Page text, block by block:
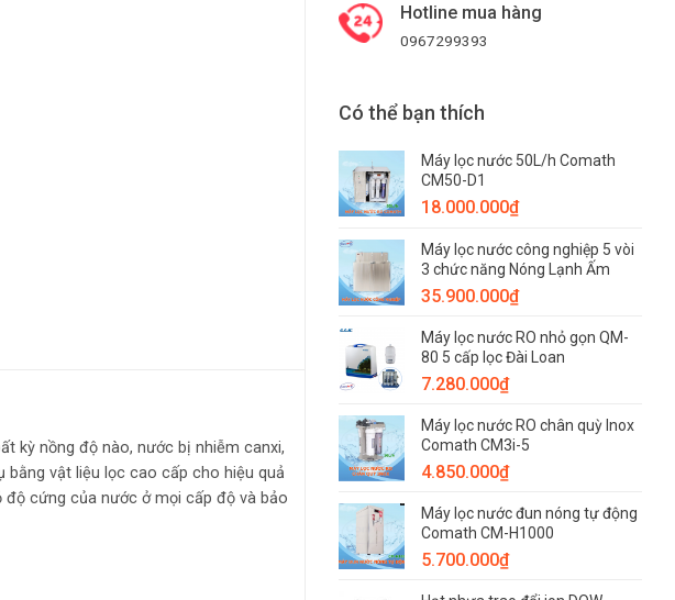
Hotline mua hàng
0967299393
Có thể bạn thích
Máy lọc nước 50L/h Comath
CM50-D1
18.000.000₫
Máy lọc nước công nghiệp 5 vòi
3 chức năng Nóng Lạnh Ấm
35.900.000₫
Máy lọc nước RO nhỏ gọn QM-
80 5 cấp lọc Đài Loan
7.280.000₫
Máy lọc nước RO chân quỳ Inox
Comath CM3i-5
4.850.000₫
Máy lọc nước đun nóng tự động
Comath CM-H1000
5.700.000₫
H số lượng
kỳ nồng độ nào, nước bị nhiễm canxi,
vật liệu lọc cao cấp cho hiệu quả
độ cứng của nước ở mọi cấp độ và bảo